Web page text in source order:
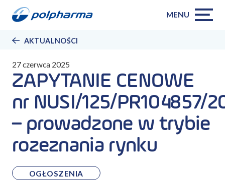
MENU
AKTUALNOŚCI
27 czerwca 2025
ZAPYTANIE CENOWE
nr NUSI/125/PR104857/
– prowadzone w trybie
rozeznania rynku
OGŁOSZENIA